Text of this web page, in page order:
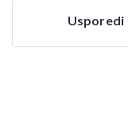
Usporedi